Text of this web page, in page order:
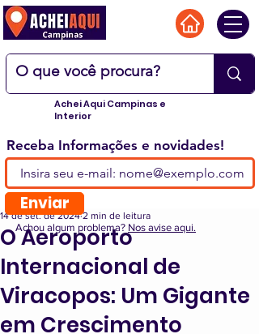
Achei Aqui Campinas e
Interior
O Aeroporto
Internacional de
Viracopos: Um Gigante
em Crescimento
14 de set. de 2024 2 min de leitura
Receba Informações e novidades!
Enviar
Achou algum problema? Nos avise aqui.